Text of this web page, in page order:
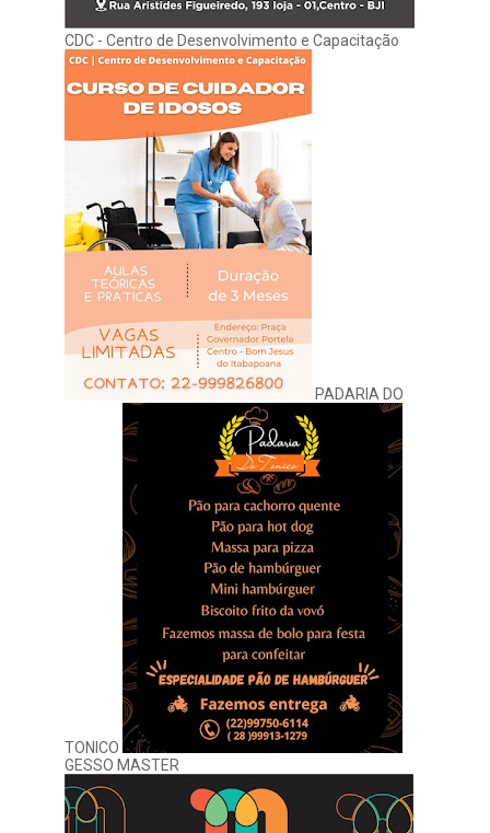
CDC - Centro de Desenvolvimento e Capacitação
PADARIA DO
TONICO
GESSO MASTER